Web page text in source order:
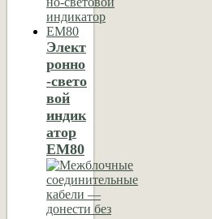
Элект
ронно
-свето
вой
индик
атор
EM80